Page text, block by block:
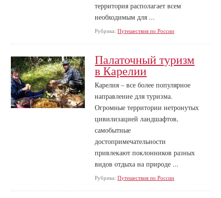
территория располагает всем
необходимым для ...
Рубрика:Путешествия по России
Палаточный туризм
в Карелии
Карелия – все более популярное
направление для туризма.
Огромные территории нетронутых
цивилизацией ландшафтов,
самобытные
достопримечательности
привлекают поклонников разных
видов отдыха на природе ...
Рубрика:Путешествия по России